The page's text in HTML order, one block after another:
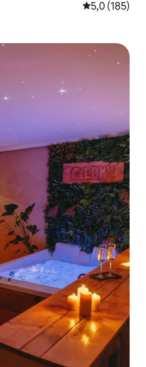
Середня
5,0 (185)